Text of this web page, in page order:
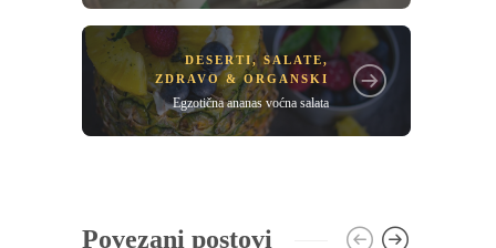
DESERTI,SALATE,
ZDRAVO & ORGANSKI
Egzotična ananas voćna salata
Povezani postovi